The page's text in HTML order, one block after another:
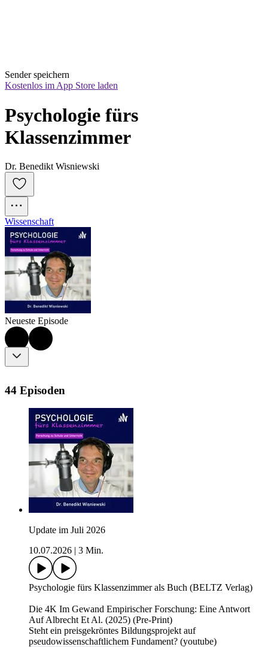
Sender speichern
Kostenlos im App Store laden
Psychologie fürs
Klassenzimmer
Dr. Benedikt Wisniewski
Wissenschaft
Neueste Episode
44 Episoden
Update im Juli 2026
10.07.2026
3 Min.
Psychologie fürs Klassenzimmer als Buch (BELTZ Verlag)
Die 4K Im Gewand Empirischer Forschung: Eine Antwort
Auf Albrecht Et Al. (2025) (Pre-Print)
Steht ein preisgekröntes Bildungsprojekt auf
pseudowissenschaftlichem Fundament? (youtube)